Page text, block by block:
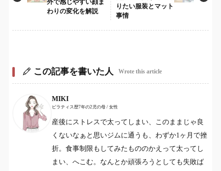
外で感じやすい顔ま
わりの変化を解説
りたい服装とマット
事情
この記事を書いた人 Wrote this article
MIKI
ピラティス歴7年の2児の母 / 女性
産後にストレスで太ってしまい、このままじゃ良
くないなぁと思いジムに通うも、わずか1ヶ月で挫
折。食事制限もしてみたもののかえって太ってし
まい、へこむ。なんとか頑張ろうとしても失敗ば